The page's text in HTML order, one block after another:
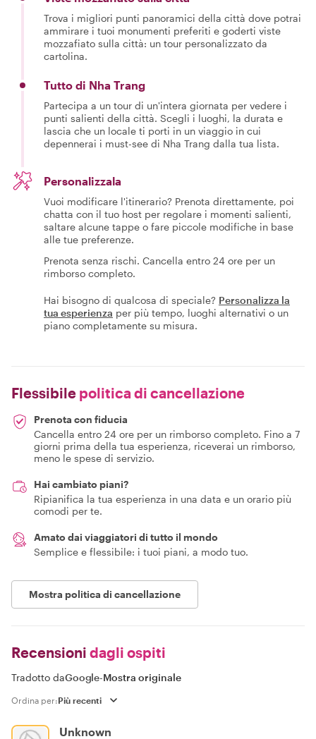
Trova i migliori punti panoramici della città dove potrai
ammirare i tuoi monumenti preferiti e goderti viste
mozzafiato sulla città: un tour personalizzato da
cartolina.
Tutto di Nha Trang
Partecipa a un tour di un'intera giornata per vedere i
punti salienti della città. Scegli i luoghi, la durata e
lascia che un locale ti porti in un viaggio in cui
depennerai i must-see di Nha Trang dalla tua lista.
Personalizzala
Vuoi modificare l'itinerario? Prenota direttamente, poi
chatta con il tuo host per regolare i momenti salienti,
saltare alcune tappe o fare piccole modifiche in base
alle tue preferenze.
Prenota senza rischi. Cancella entro 24 ore per un
rimborso completo.
Hai bisogno di qualcosa di speciale? Personalizza la
tua esperienza per più tempo, luoghi alternativi o un
piano completamente su misura.
Flessibile politica di cancellazione
Prenota con fiducia
Cancella entro 24 ore per un rimborso completo. Fino a 7
giorni prima della tua esperienza, riceverai un rimborso,
meno le spese di servizio.
Hai cambiato piani?
Ripianifica la tua esperienza in una data e un orario più
comodi per te.
Amato dai viaggiatori di tutto il mondo
Semplice e flessibile: i tuoi piani, a modo tuo.
Mostra politica di cancellazione
Recensioni dagli ospiti
Tradotto daGoogle-Mostra originale
Ordina per:
Unknown